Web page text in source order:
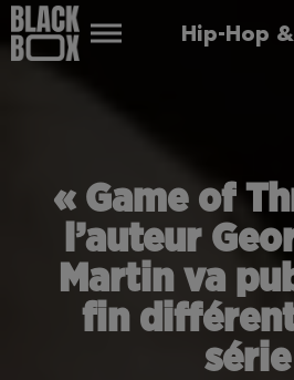
Hip-Hop
« Game of
l’auteur
Martin va
fin
série